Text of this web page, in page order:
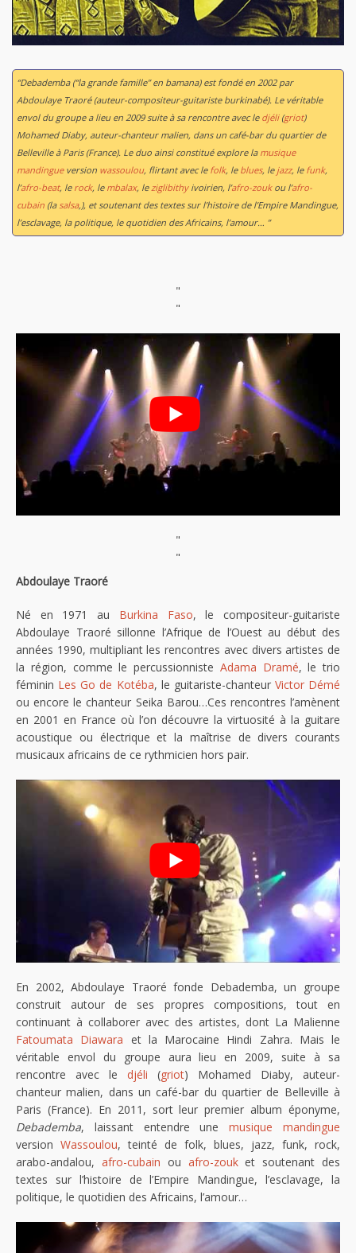
“Debademba (“la grande famille” en bamana) est fondé en 2002 par
Abdoulaye Traoré (auteur-compositeur-guitariste burkinabé). Le véritable
envol du groupe a lieu en 2009 suite à sa rencontre avec le djéli(griot)
Mohamed Diaby, auteur-chanteur malien, dans un café-bar du quartier de
Belleville à Paris (France). Le duo ainsi constitué explore la musique
mandingueversion wassoulou, flirtant avec le folk, le blues, le jazz, le funk,
l’afro-beat, le rock, le mbalax, leziglibithyivoirien, l’afro-zoukou l’afro-
cubain (lasalsa,), et soutenant des textes sur l’histoire de l’Empire Mandingue,
l’esclavage, la politique, le quotidien des Africains, l’amour… ”
"
"
"
"
Abdoulaye Traoré
Né en 1971 au Burkina Faso, le compositeur-guitariste
Abdoulaye Traoré sillonne l’Afrique de l’Ouest au début des
années 1990, multipliant les rencontres avec divers artistes de
la région, comme le percussionniste Adama Dramé, le trio
féminin Les Go de Kotéba, le guitariste-chanteur Victor Démé
ou encore le chanteur Seika Barou…Ces rencontres l’amènent
en 2001 en France où l’on découvre la virtuosité à la guitare
acoustique ou électrique et la maîtrise de divers courants
musicaux africains de ce rythmicien hors pair.
En 2002, Abdoulaye Traoré fonde Debademba, un groupe
construit autour de ses propres compositions, tout en
continuant à collaborer avec des artistes, dont La Malienne
Fatoumata Diawara et la Marocaine Hindi Zahra. Mais le
véritable envol du groupe aura lieu en 2009, suite à sa
rencontre avec le djéli (griot) Mohamed Diaby, auteur-
chanteur malien, dans un café-bar du quartier de Belleville à
Paris (France). En 2011, sort leur premier album éponyme,
Debademba, laissant entendre unemusique mandingue
version Wassoulou, teinté de folk, blues, jazz, funk, rock,
arabo-andalou, afro-cubain ou afro-zouket soutenant des
textes sur l’histoire de l’Empire Mandingue, l’esclavage, la
politique, le quotidien des Africains, l’amour…